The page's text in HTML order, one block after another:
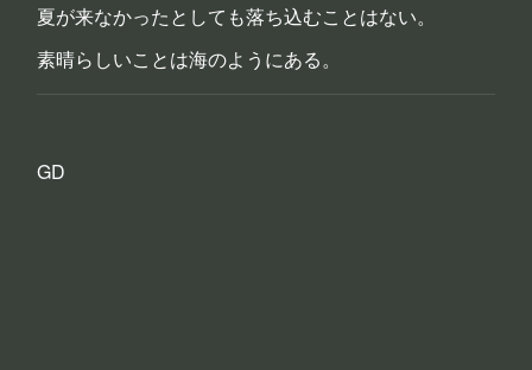
夏が来なかったとしても落ち込むことはない。
素晴らしいことは海のようにある。
GD